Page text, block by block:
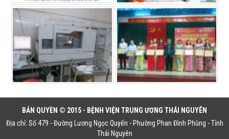
BẢN QUYỀN © 2015 - BỆNH VIỆN TRUNG ƯƠNG THÁI NGUYÊN
Địa chỉ: Số 479 - Đường Lương Ngọc Quyến - Phường Phan Đình Phùng - Tỉnh
Thái Nguyên